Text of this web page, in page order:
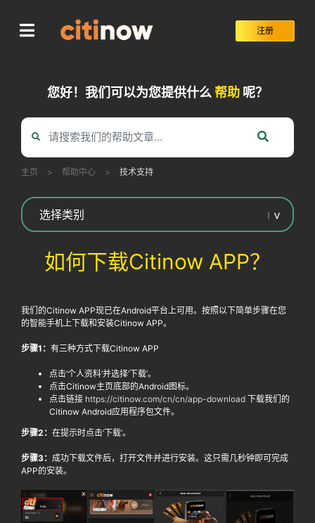
content
注册
您好！我们可以为您提供什么 帮助 呢？
主页 > 帮助中心 > 技术支持
如何下载Citinow APP？
我们的Citinow APP现已在Android平台上可用。按照以下简单步骤在您
的智能手机上下载和安装Citinow APP。
步骤1： 有三种方式下载Citinow APP
点击‘个人资料’并选择‘下载’。
点击Citinow主页底部的Android图标。
点击链接 https://citinow.com/cn/cn/app-download 下载我们的
Citinow Android应用程序包文件。
步骤2： 在提示时点击‘下载’。
步骤3： 成功下载文件后，打开文件并进行安装。这只需几秒钟即可完成
APP的安装。